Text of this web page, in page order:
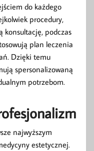
do każdego
procedury,
konsultację, podczas
plan leczenia
Dzięki temu
spersonalizowaną
potrzebom.
najwyższym
estetycznej.